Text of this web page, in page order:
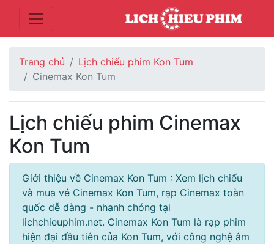
Trang chủ
Lịch chiếu phim Kon Tum
Cinemax Kon Tum
Lịch chiếu phim Cinemax
Kon Tum
Giới thiệu về Cinemax Kon Tum : Xem lịch chiếu
và mua vé Cinemax Kon Tum, rạp Cinemax toàn
quốc dễ dàng - nhanh chóng tại
lichchieuphim.net. Cinemax Kon Tum là rạp phim
hiện đại đầu tiên của Kon Tum, với công nghệ âm